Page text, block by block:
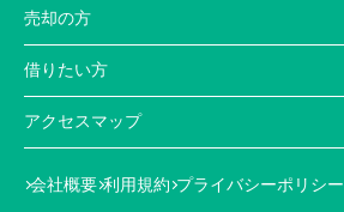
売却の方
借りたい方
アクセスマップ
会社概要 利用規約 プライバシーポリシー